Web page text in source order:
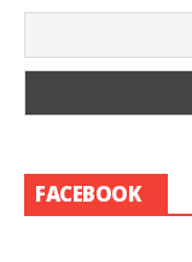
FACEBOOK